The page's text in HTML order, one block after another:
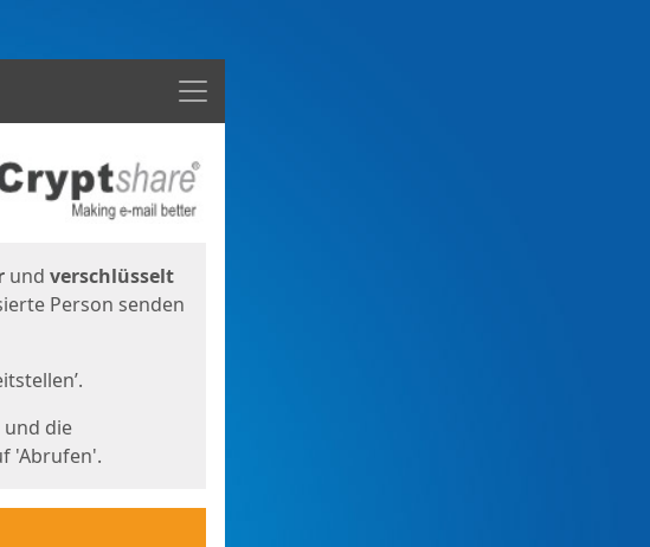
Menü
und verschlüsselt
Person senden
und die
'Abrufen'.